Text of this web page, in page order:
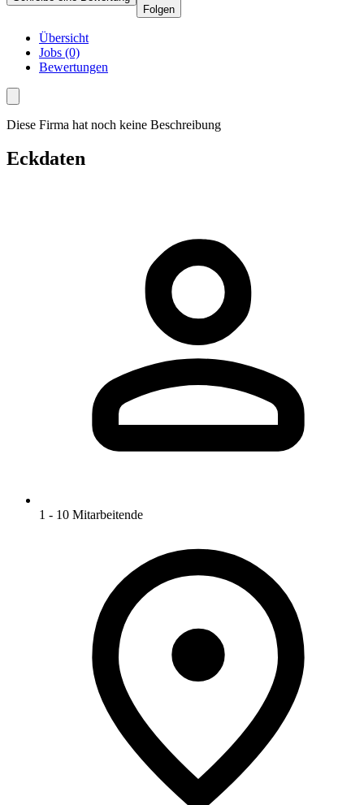
Folgen
Übersicht
Jobs (0)
Bewertungen
Diese Firma hat noch keine Beschreibung
Eckdaten
1 - 10 Mitarbeitende